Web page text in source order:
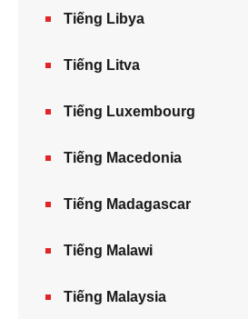
Tiếng Libya
Tiếng Litva
Tiếng Luxembourg
Tiếng Macedonia
Tiếng Madagascar
Tiếng Malawi
Tiếng Malaysia